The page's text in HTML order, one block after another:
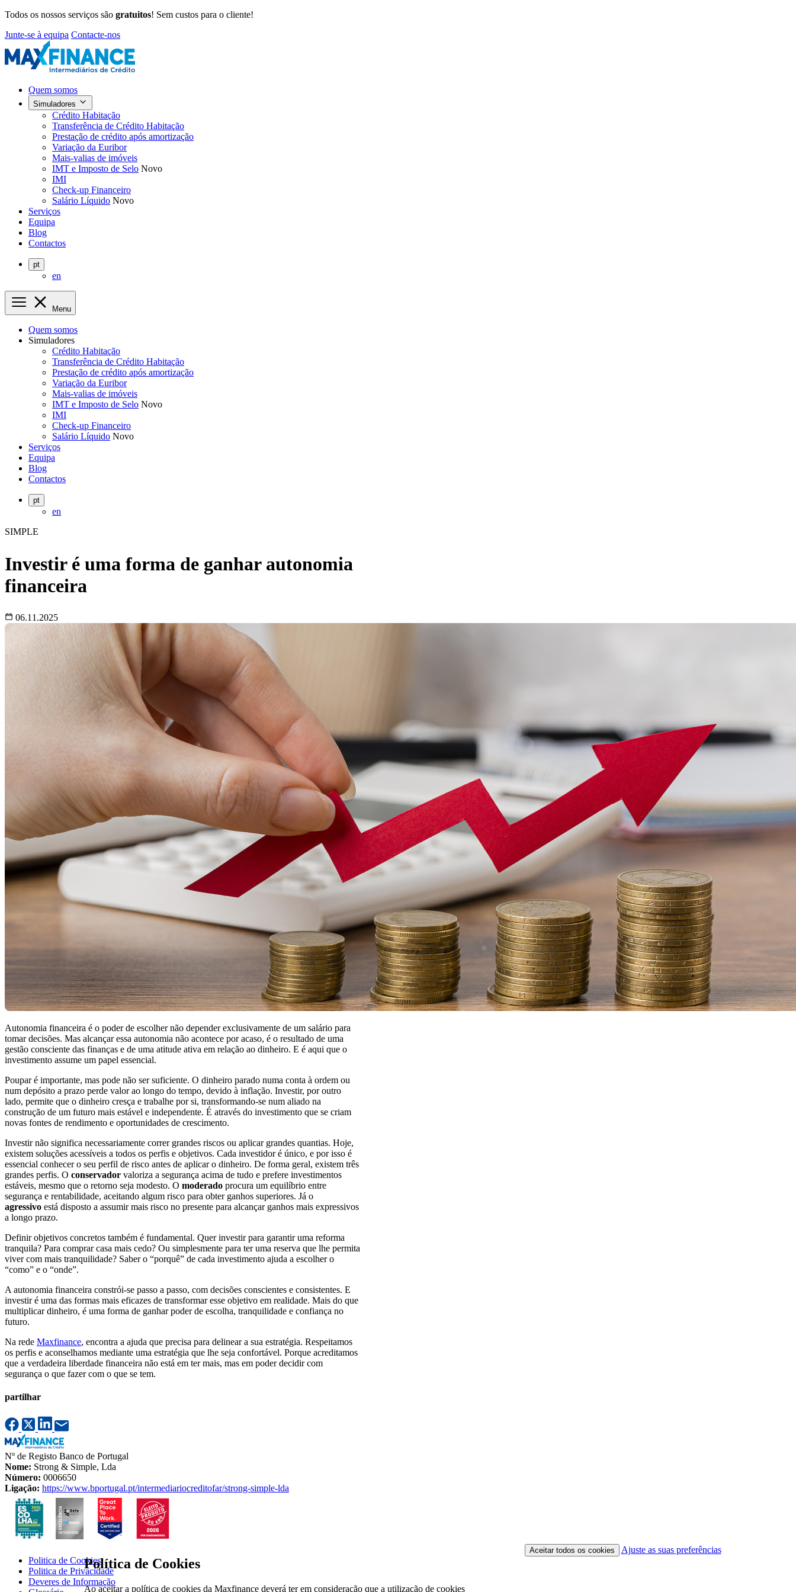
Todos os nossos serviços são gratuitos! Sem custos para o cliente!
Junte-se à equipa Contacte-nos
Quem somos
Simuladores
Crédito Habitação
Transferência de Crédito Habitação
Prestação de crédito após amortização
Variação da Euribor
Mais-valias de imóveis
IMT e Imposto de Selo Novo
IMI
Check-up Financeiro
Salário Líquido Novo
Serviços
Equipa
Blog
Contactos
pt
en
Menu
Quem somos
Simuladores
Crédito Habitação
Transferência de Crédito Habitação
Prestação de crédito após amortização
Variação da Euribor
Mais-valias de imóveis
IMT e Imposto de Selo Novo
IMI
Check-up Financeiro
Salário Líquido Novo
Serviços
Equipa
Blog
Contactos
pt
en
SIMPLE
Investir é uma forma de ganhar autonomia
financeira
06.11.2025
Autonomia financeira é o poder de escolher não depender exclusivamente de um salário para
tomar decisões. Mas alcançar essa autonomia não acontece por acaso, é o resultado de uma
gestão consciente das finanças e de uma atitude ativa em relação ao dinheiro. E é aqui que o
investimento assume um papel essencial.
Poupar é importante, mas pode não ser suficiente. O dinheiro parado numa conta à ordem ou
num depósito a prazo perde valor ao longo do tempo, devido à inflação. Investir, por outro
lado, permite que o dinheiro cresça e trabalhe por si, transformando-se num aliado na
construção de um futuro mais estável e independente. É através do investimento que se criam
novas fontes de rendimento e oportunidades de crescimento.
Investir não significa necessariamente correr grandes riscos ou aplicar grandes quantias. Hoje,
existem soluções acessíveis a todos os perfis e objetivos. Cada investidor é único, e por isso é
essencial conhecer o seu perfil de risco antes de aplicar o dinheiro. De forma geral, existem três
grandes perfis. O conservador valoriza a segurança acima de tudo e prefere investimentos
estáveis, mesmo que o retorno seja modesto. O moderado procura um equilíbrio entre
segurança e rentabilidade, aceitando algum risco para obter ganhos superiores. Já o
agressivo está disposto a assumir mais risco no presente para alcançar ganhos mais expressivos
a longo prazo.
Definir objetivos concretos também é fundamental. Quer investir para garantir uma reforma
tranquila? Para comprar casa mais cedo? Ou simplesmente para ter uma reserva que lhe permita
viver com mais tranquilidade? Saber o “porquê” de cada investimento ajuda a escolher o
“como” e o “onde”.
A autonomia financeira constrói-se passo a passo, com decisões conscientes e consistentes. E
investir é uma das formas mais eficazes de transformar esse objetivo em realidade. Mais do que
multiplicar dinheiro, é uma forma de ganhar poder de escolha, tranquilidade e confiança no
futuro.
Na rede Maxfinance, encontra a ajuda que precisa para delinear a sua estratégia. Respeitamos
os perfis e aconselhamos mediante uma estratégia que lhe seja confortável. Porque acreditamos
que a verdadeira liberdade financeira não está em ter mais, mas em poder decidir com
segurança o que fazer com o que se tem.
partilhar
Nº de Registo Banco de Portugal
Nome: Strong & Simple, Lda
Número: 0006650
Ligação: https://www.bportugal.pt/intermediariocreditofar/strong-simple-lda
Politica de Cookies
Politica de Privacidade
Deveres de Informação
Política de Cookies
Ao aceitar a política de cookies da Maxfinance deverá ter em consideração que a utilização de cookies
Aceitar todos os cookies Ajuste as suas preferências